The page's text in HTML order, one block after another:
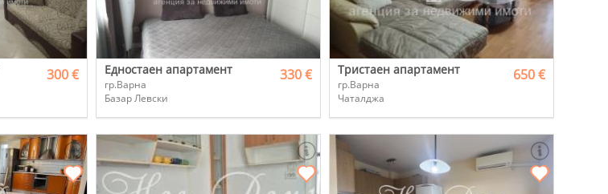
300 € Едностаен апартамент
гр.Варна
Базар Левски
330 € Тристаен апартамент
гр.Варна
Чаталджа
650 €